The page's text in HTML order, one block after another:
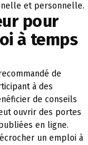
et personnelle.
pour
à temps
de
à des
de conseils
ouvrir des portes
en ligne.
un emploi à